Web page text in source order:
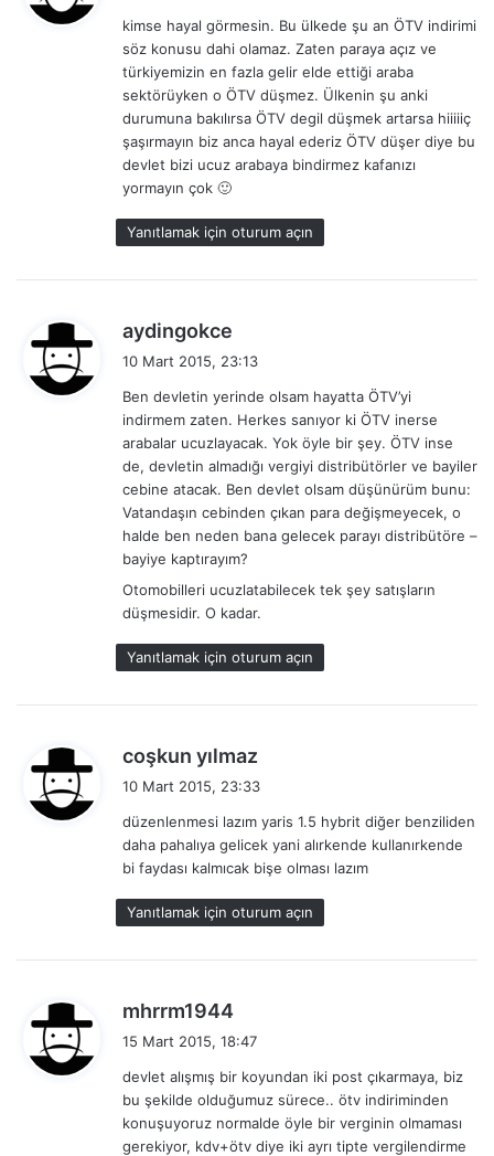
i
k
i
kimse hayal görmesin. Bu ülkede şu an ÖTV indirimi
söz konusu dahi olamaz. Zaten paraya açız ve
türkiyemizin en fazla gelir elde ettiği araba
sektörüyken o ÖTV düşmez. Ülkenin şu anki
durumuna bakılırsa ÖTV degil düşmek artarsa hiiiiiç
şaşırmayın biz anca hayal ederiz ÖTV düşer diye bu
devlet bizi ucuz arabaya bindirmez kafanızı
yormayın çok 🙂
Yanıtlamak için oturum açın
aydingokce
k
i
10 Mart 2015, 23:13
Ben devletin yerinde olsam hayatta ÖTV’yi
indirmem zaten. Herkes sanıyor ki ÖTV inerse
arabalar ucuzlayacak. Yok öyle bir şey. ÖTV inse
de, devletin almadığı vergiyi distribütörler ve bayiler
cebine atacak. Ben devlet olsam düşünürüm bunu:
Vatandaşın cebinden çıkan para değişmeyecek, o
halde ben neden bana gelecek parayı distribütöre –
bayiye kaptırayım?
Otomobilleri ucuzlatabilecek tek şey satışların
düşmesidir. O kadar.
Yanıtlamak için oturum açın
coşkun yılmaz
k
i
:
10 Mart 2015, 23:33
düzenlenmesi lazım yaris 1.5 hybrit diğer benziliden
daha pahalıya gelicek yani alırkende kullanırkende
bi faydası kalmıcak bişe olması lazım
Yanıtlamak için oturum açın
mhrrm1944
i
k
i
15 Mart 2015, 18:47
devlet alışmış bir koyundan iki post çıkarmaya, biz
bu şekilde olduğumuz sürece.. ötv indiriminden
konuşuyoruz normalde öyle bir verginin olmaması
gerekiyor, kdv+ötv diye iki ayrı tipte vergilendirme